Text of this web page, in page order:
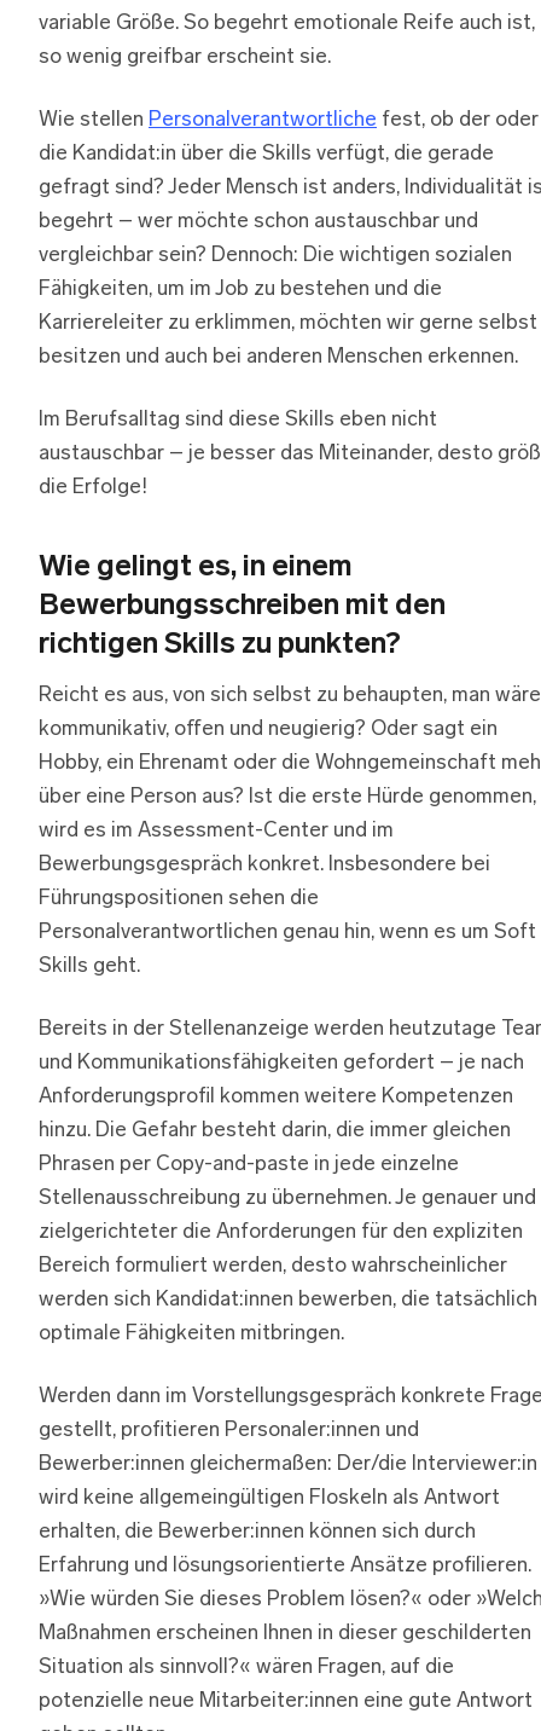
variable Größe. So begehrt emotionale Reife auch ist,
so wenig greifbar erscheint sie.
Wie stellen Personalverantwortliche fest, ob der oder
die Kandidat:in über die Skills verfügt, die gerade
gefragt sind? Jeder Mensch ist anders, Individualität
begehrt – wer möchte schon austauschbar und
vergleichbar sein? Dennoch: Die wichtigen sozialen
Fähigkeiten, um im Job zu bestehen und die
Karriereleiter zu erklimmen, möchten wir gerne selbst
besitzen und auch bei anderen Menschen erkennen.
Im Berufsalltag sind diese Skills eben nicht
austauschbar – je besser das Miteinander, desto
die Erfolge!
Wie gelingt es, in einem
Bewerbungsschreiben mit den
richtigen Skills zu punkten?
Reicht es aus, von sich selbst zu behaupten, man wäre
kommunikativ, offen und neugierig? Oder sagt ein
Hobby, ein Ehrenamt oder die Wohngemeinschaft
über eine Person aus? Ist die erste Hürde genommen,
wird es im Assessment-Center und im
Bewerbungsgespräch konkret. Insbesondere bei
Führungspositionen sehen die
Personalverantwortlichen genau hin, wenn es um Soft
Skills geht.
Bereits in der Stellenanzeige werden heutzutage
und Kommunikationsfähigkeiten gefordert – je nach
Anforderungsprofil kommen weitere Kompetenzen
hinzu. Die Gefahr besteht darin, die immer gleichen
Phrasen per Copy-and-paste in jede einzelne
Stellenausschreibung zu übernehmen. Je genauer und
zielgerichteter die Anforderungen für den expliziten
Bereich formuliert werden, desto wahrscheinlicher
werden sich Kandidat:innen bewerben, die tatsächlich
optimale Fähigkeiten mitbringen.
Werden dann im Vorstellungsgespräch konkrete
gestellt, profitieren Personaler:innen und
Bewerber:innen gleichermaßen: Der/die Interviewer:in
wird keine allgemeingültigen Floskeln als Antwort
erhalten, die Bewerber:innen können sich durch
Erfahrung und lösungsorientierte Ansätze profilieren.
»Wie würden Sie dieses Problem lösen?« oder
Maßnahmen erscheinen Ihnen in dieser geschilderten
Situation als sinnvoll?« wären Fragen, auf die
potenzielle neue Mitarbeiter:innen eine gute Antwort